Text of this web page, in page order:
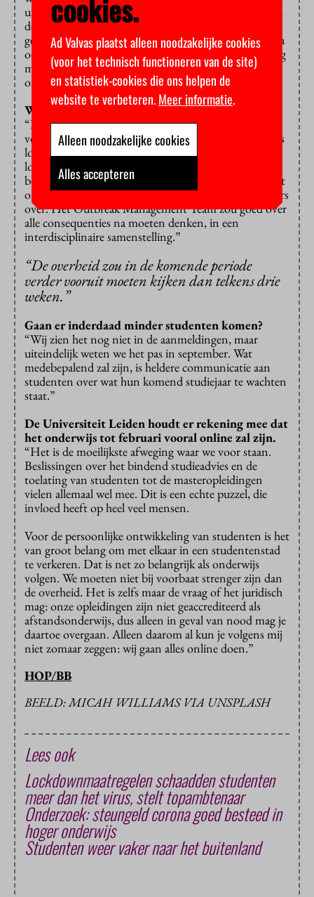
uiteindelijk iedereen in de stad. En als wij bijvoorbeeld
de mensa’s gesloten houden en minder opdrachten
geven aan lokale ondernemers, dan vallen er misschien
ook toeleveranciers om. We moeten er heel voorzichtig
mee zijn als we beslissingen nemen over online
onderwijs in het komende studiejaar.”
Wie moet die beslissing dan nemen?
“De overheid zou in de komende periode verder
vooruit moeten kijken dan telkens drie weken. Anders
loop je het risico dat allerlei sectoren vooruit gaan
lopen en eigenstandige keuzes maken die veel anderen
beïnvloeden. Nu laat de overheid de afweging over het
onderwijs bijna volledig aan de universiteitsbestuurders
over. Het Outbreak Management Team zou goed over
alle consequenties na moeten denken, in een
interdisciplinaire samenstelling.”
“De overheid zou in de komende periode
verder vooruit moeten kijken dan telkens drie
weken.”
Gaan er inderdaad minder studenten komen?
“Wij zien het nog niet in de aanmeldingen, maar
uiteindelijk weten we het pas in september. Wat
medebepalend zal zijn, is heldere communicatie aan
studenten over wat hun komend studiejaar te wachten
staat.”
De Universiteit Leiden houdt er rekening mee dat
het onderwijs tot februari vooral online zal zijn.
“Het is de moeilijkste afweging waar we voor staan.
Beslissingen over het bindend studieadvies en de
toelating van studenten tot de masteropleidingen
vielen allemaal wel mee. Dit is een echte puzzel, die
invloed heeft op heel veel mensen.
Voor de persoonlijke ontwikkeling van studenten is het
van groot belang om met elkaar in een studentenstad
te verkeren. Dat is net zo belangrijk als onderwijs
volgen. We moeten niet bij voorbaat strenger zijn dan
de overheid. Het is zelfs maar de vraag of het juridisch
mag: onze opleidingen zijn niet geaccrediteerd als
afstandsonderwijs, dus alleen in geval van nood mag je
daartoe overgaan. Alleen daarom al kun je volgens mij
niet zomaar zeggen: wij gaan alles online doen.”
HOP/BB
BEELD: MICAH WILLIAMS VIA UNSPLASH
Lees ook
Lockdownmaatregelen schaadden studenten
meer dan het virus, stelt topambtenaar
Onderzoek: steungeld corona goed besteed in
hoger onderwijs
Studenten weer vaker naar het buitenland
cookies.
Ad Valvas plaatst alleen noodzakelijke cookies
(voor het technisch functioneren van de site)
en statistiek-cookies die ons helpen de
website te verbeteren.Meer informatie.
Alleen noodzakelijke cookies
Alles accepteren